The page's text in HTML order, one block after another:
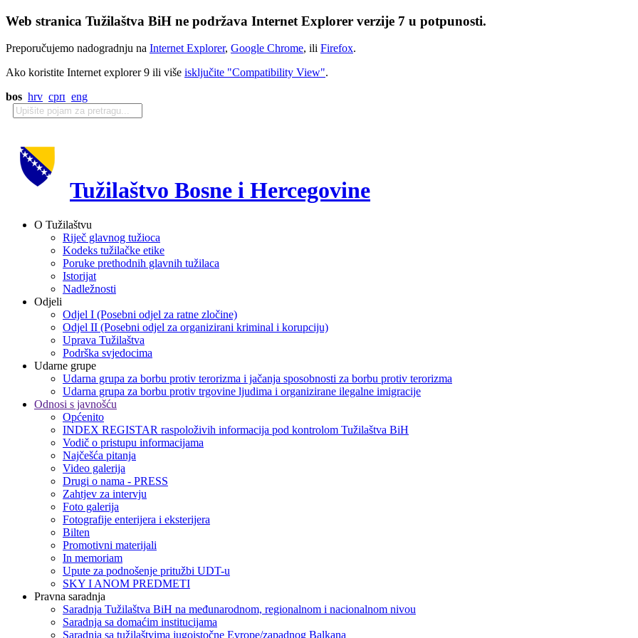
Web stranica Tužilaštva BiH ne podržava Internet Explorer verzije 7 u potpunosti.
Preporučujemo nadogradnju na Internet Explorer, Google Chrome, ili Firefox.
Ako koristite Internet explorer 9 ili više isključite "Compatibility View".
bos hrv срп eng
Tužilaštvo Bosne i Hercegovine
O Tužilaštvu
Riječ glavnog tužioca
Kodeks tužilačke etike
Poruke prethodnih glavnih tužilaca
Istorijat
Nadležnosti
Odjeli
Odjel I (Posebni odjel za ratne zločine)
Odjel II (Posebni odjel za organizirani kriminal i korupciju)
Uprava Tužilaštva
Podrška svjedocima
Udarne grupe
Udarna grupa za borbu protiv terorizma i jačanja sposobnosti za borbu protiv terorizma
Udarna grupa za borbu protiv trgovine ljudima i organizirane ilegalne imigracije
Odnosi s javnošću
Općenito
INDEX REGISTAR raspoloživih informacija pod kontrolom Tužilaštva BiH
Vodič o pristupu informacijama
Najčešća pitanja
Video galerija
Drugi o nama - PRESS
Zahtjev za intervju
Foto galerija
Fotografije enterijera i eksterijera
Bilten
Promotivni materijali
In memoriam
Upute za podnošenje pritužbi UDT-u
SKY I ANOM PREDMETI
Pravna saradnja
Saradnja Tužilaštva BiH na međunarodnom, regionalnom i nacionalnom nivou
Saradnja sa domaćim institucijama
Saradnja sa tužilaštvima jugoistočne Evrope/zapadnog Balkana